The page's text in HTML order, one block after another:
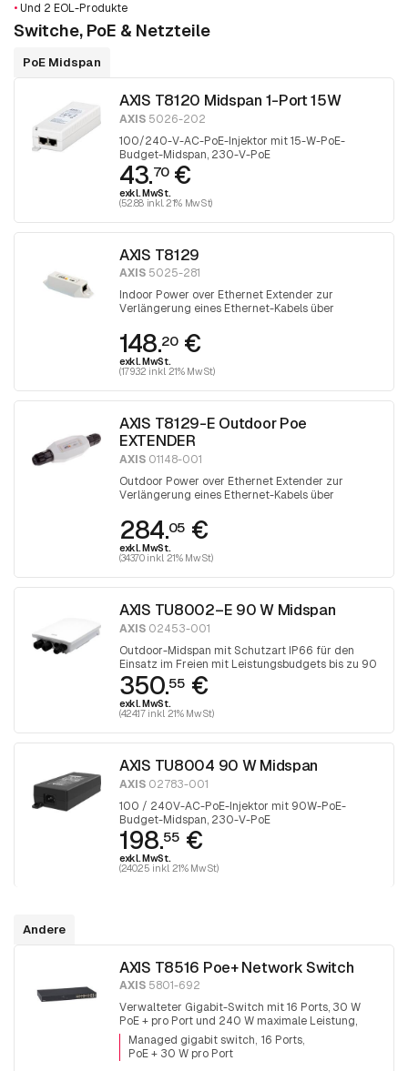
• Und 2 EOL-Produkte
Switche, PoE & Netzteile
PoE Midspan
AXIS T8120 Midspan 1-Port 15W
AXIS 5026-202
100/240-V-AC-PoE-Injektor mit 15-W-PoE-
Budget-Midspan, 230-V-PoE
43.70€
exkl. MwSt.
(52.88 inkl. 21% MwSt)
AXIS T8129
AXIS 5025-281
Indoor Power over Ethernet Extender zur
Verlängerung eines Ethernet-Kabels über
148.20€
exkl. MwSt.
(179.32 inkl. 21% MwSt)
AXIS T8129-E Outdoor Poe
EXTENDER
AXIS 01148-001
Outdoor Power over Ethernet Extender zur
Verlängerung eines Ethernet-Kabels über
284.05 €
exkl. MwSt.
(343.70 inkl. 21% MwSt)
AXIS TU8002–E 90 W Midspan
AXIS 02453-001
Outdoor-Midspan mit Schutzart IP66 für den
Einsatz im Freien mit Leistungsbudgets bis zu 90
W.
350.55 €
exkl. MwSt.
(424.17 inkl. 21% MwSt)
AXIS TU8004 90 W Midspan
AXIS 02783-001
100 / 240V-AC-PoE-Injektor mit 90W-PoE-
Budget-Midspan, 230-V-PoE
198.55 €
exkl. MwSt.
(240.25 inkl. 21% MwSt)
Andere
AXIS T8516 Poe+ Network Switch
AXIS 5801-692
Verwalteter Gigabit-Switch mit 16 Ports, 30 W
PoE + pro Port und 240 W maximale Leistung,
Uplink 2xRJ45 und 2x SFP.
Managed gigabit switch 16 Ports
PoE + 30 W pro Port